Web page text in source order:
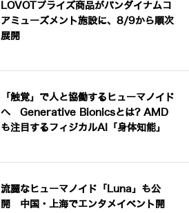
LOVOTプライズ商品がバンダイナムコ
アミューズメント施設に、8/9から順次
展開
「触覚」で人と協働するヒューマノイド
へ Generative Bionicsとは? AMD
も注目するフィジカルAI「身体知能」
流麗なヒューマノイド「Luna」も公
開 中国・上海でエンタメイベント開